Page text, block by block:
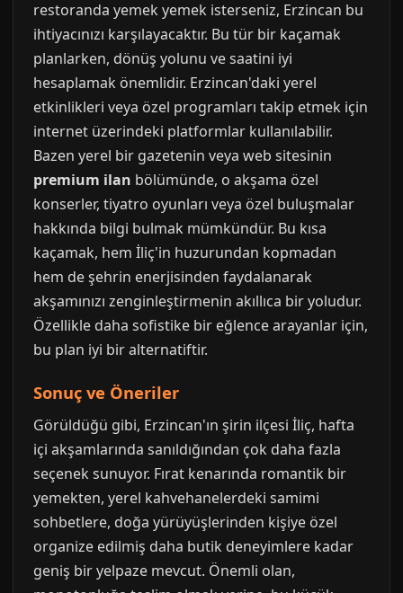
restoranda yemek yemek isterseniz, Erzincan bu
ihtiyacınızı karşılayacaktır. Bu tür bir kaçamak
planlarken, dönüş yolunu ve saatini iyi
hesaplamak önemlidir. Erzincan'daki yerel
etkinlikleri veya özel programları takip etmek için
internet üzerindeki platformlar kullanılabilir.
Bazen yerel bir gazetenin veya web sitesinin
premium ilan bölümünde, o akşama özel
konserler, tiyatro oyunları veya özel buluşmalar
hakkında bilgi bulmak mümkündür. Bu kısa
kaçamak, hem İliç'in huzurundan kopmadan
hem de şehrin enerjisinden faydalanarak
akşamınızı zenginleştirmenin akıllıca bir yoludur.
Özellikle daha sofistike bir eğlence arayanlar için,
bu plan iyi bir alternatiftir.
Sonuç ve Öneriler
Görüldüğü gibi, Erzincan'ın şirin ilçesi İliç, hafta
içi akşamlarında sanıldığından çok daha fazla
seçenek sunuyor. Fırat kenarında romantik bir
yemekten, yerel kahvehanelerdeki samimi
sohbetlere, doğa yürüyüşlerinden kişiye özel
organize edilmiş daha butik deneyimlere kadar
geniş bir yelpaze mevcut. Önemli olan,